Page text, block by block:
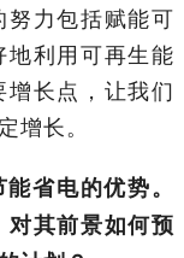
力包括赋能可
利用可再生能
长点，让我们
增长。
省电的优势。
其前景如何预